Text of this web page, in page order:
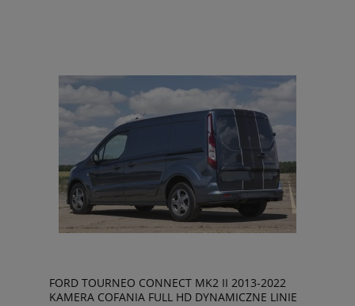
FORD TOURNEO CONNECT MK2 II 2013-2022
KAMERA COFANIA FULL HD DYNAMICZNE LINIE